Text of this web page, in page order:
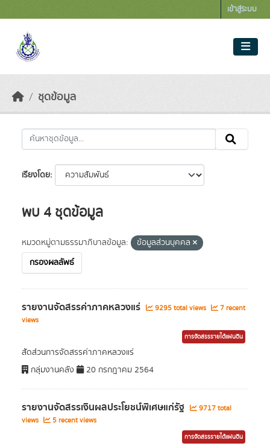
เข้าสู่ระบบ
ชุดข้อมูล
เรียงโดย
พบ 4 ชุดข้อมูล
หมวดหมู่ตามธรรมาภิบาลข้อมูล:
ข้อมูลส่วนบุคคล
กรองผลลัพธ์
รายงานจัดสรรค่าภาคหลวงแร่ 9295 total views
7 recent
views
การจัดสรรรายได้แผ่นดิน
สัดส่วนการจัดสรรค่าภาคหลวงแร่
กลุ่มงานคลัง
20 กรกฎาคม 2564
รายงานจัดสรรเงินผลประโยชน์พิเศษแก่รัฐ
9717 total
views
5 recent views
การจัดสรรรายได้แผ่นดิน